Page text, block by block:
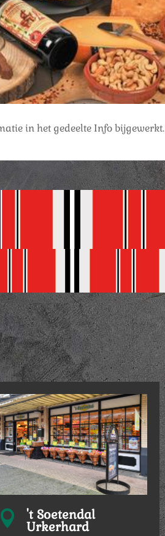
in het gedeelte Info bijgewerkt.
 't Soetendal
Urkerhard